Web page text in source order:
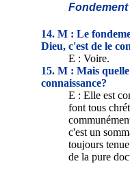
14. M : Le
Dieu, c'est de le
E : Voire.
15. M : Mais quelle
connaissance?
E : Elle est
font tous
c'est un
toujours
de la pure